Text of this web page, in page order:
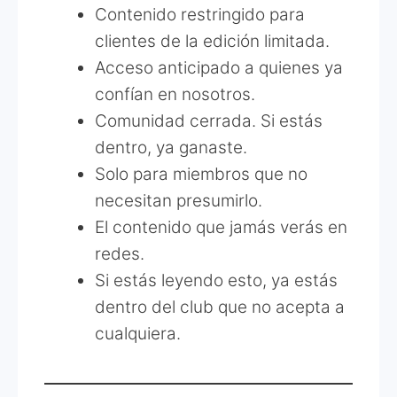
Contenido restringido para
clientes de la edición limitada.
Acceso anticipado a quienes ya
confían en nosotros.
Comunidad cerrada. Si estás
dentro, ya ganaste.
Solo para miembros que no
necesitan presumirlo.
El contenido que jamás verás en
redes.
Si estás leyendo esto, ya estás
dentro del club que no acepta a
cualquiera.